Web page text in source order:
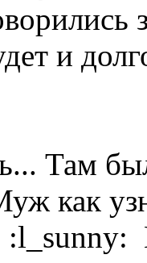
и
Там
как
:l_sunny: